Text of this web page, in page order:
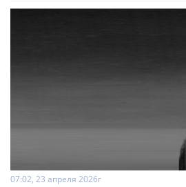
07:02, 23 апреля 2026г